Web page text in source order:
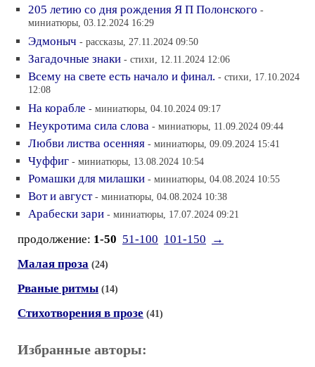
205 летию со дня рождения Я П Полонского -
миниатюры, 03.12.2024 16:29
Эдмоныч - рассказы, 27.11.2024 09:50
Загадочные знаки - стихи, 12.11.2024 12:06
Всему на свете есть начало и финал. - стихи, 17.10.2024
12:08
На корабле - миниатюры, 04.10.2024 09:17
Неукротима сила слова - миниатюры, 11.09.2024 09:44
Любви листва осенняя - миниатюры, 09.09.2024 15:41
Чуффиг - миниатюры, 13.08.2024 10:54
Ромашки для милашки - миниатюры, 04.08.2024 10:55
Вот и август - миниатюры, 04.08.2024 10:38
Арабески зари - миниатюры, 17.07.2024 09:21
продолжение: 1-50 51-100 101-150
→
Малая проза (24)
Рваные ритмы (14)
Стихотворения в прозе (41)
Избранные авторы: